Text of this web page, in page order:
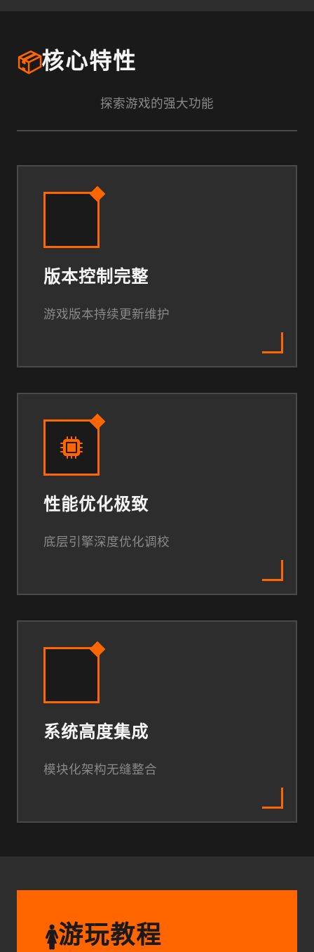
📦核心特性
探索游戏的强大功能
版本控制完整
游戏版本持续更新维护
性能优化极致
底层引擎深度优化调校
系统高度集成
模块化架构无缝整合
🚺游玩教程